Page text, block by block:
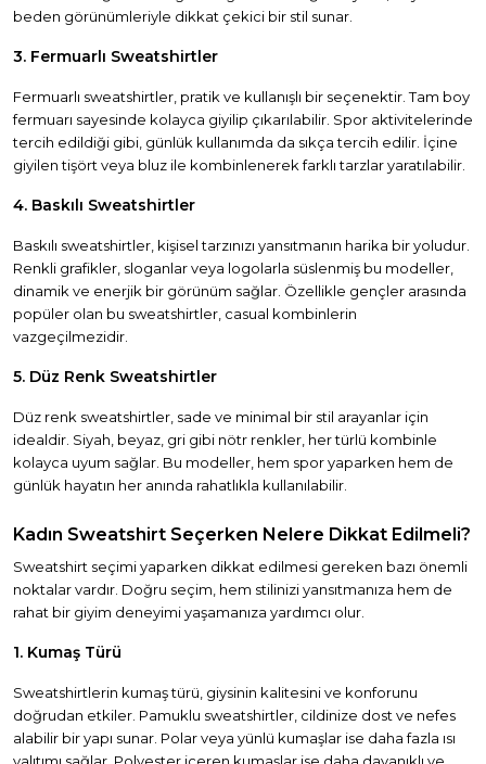
beden görünümleriyle dikkat çekici bir stil sunar.
3. Fermuarlı Sweatshirtler
Fermuarlı sweatshirtler, pratik ve kullanışlı bir seçenektir. Tam boy
fermuarı sayesinde kolayca giyilip çıkarılabilir. Spor aktivitelerinde
tercih edildiği gibi, günlük kullanımda da sıkça tercih edilir. İçine
giyilen tişört veya bluz ile kombinlenerek farklı tarzlar yaratılabilir.
4. Baskılı Sweatshirtler
Baskılı sweatshirtler, kişisel tarzınızı yansıtmanın harika bir yoludur.
Renkli grafikler, sloganlar veya logolarla süslenmiş bu modeller,
dinamik ve enerjik bir görünüm sağlar. Özellikle gençler arasında
popüler olan bu sweatshirtler, casual kombinlerin
vazgeçilmezidir.
5. Düz Renk Sweatshirtler
Düz renk sweatshirtler, sade ve minimal bir stil arayanlar için
idealdir. Siyah, beyaz, gri gibi nötr renkler, her türlü kombinle
kolayca uyum sağlar. Bu modeller, hem spor yaparken hem de
günlük hayatın her anında rahatlıkla kullanılabilir.
Kadın Sweatshirt Seçerken Nelere Dikkat Edilmeli?
Sweatshirt seçimi yaparken dikkat edilmesi gereken bazı önemli
noktalar vardır. Doğru seçim, hem stilinizi yansıtmanıza hem de
rahat bir giyim deneyimi yaşamanıza yardımcı olur.
1. Kumaş Türü
Sweatshirtlerin kumaş türü, giysinin kalitesini ve konforunu
doğrudan etkiler. Pamuklu sweatshirtler, cildinize dost ve nefes
alabilir bir yapı sunar. Polar veya yünlü kumaşlar ise daha fazla ısı